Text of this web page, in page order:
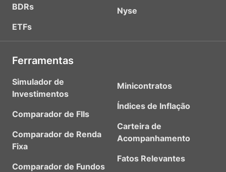
BDRs
ETFs
Nyse
Ferramentas
Simulador de
Investimentos
Comparador de FIIs
Comparador de Renda
Fixa
Comparador de Fundos
Minicontratos
Índices de Inflação
Carteira de
Acompanhamento
Fatos Relevantes